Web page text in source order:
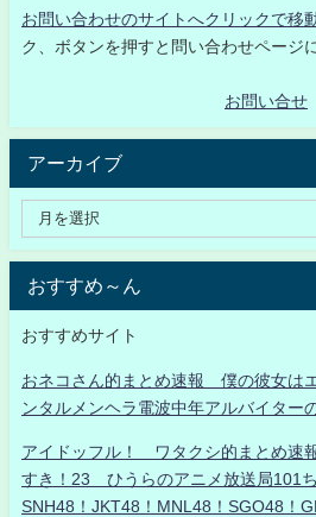
お問い合わせのサイトへクリックで移
ク、ボタンを押すと問い合わせページ
お問い合せ
アーカイブ
おすすめ～ん
おすすめサイト
おネコさん的まとめ速報 僕の彼女は
ンタルメンヘラ電波中年アルバイター
アイドッフル！ ワタクシ的まとめ速
すき！23 ひうらのアニメ放送局101
SNH48！JKT48！MNL48！SGO48！